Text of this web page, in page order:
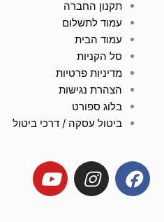
תקנון החברה
עמוד לתשלום
עמוד הבית
סל הקניות
מדיניות פרטיות
הצהרת נגישות
בלוג ספורט
ביטול עסקה / דרכי ביטול
F
a
I
n
Y
o